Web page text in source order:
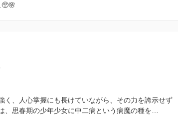
く、人心掌握にも長けていながら、その力を誇示せず
、思春期の少年少女に中二病という病魔の種を…